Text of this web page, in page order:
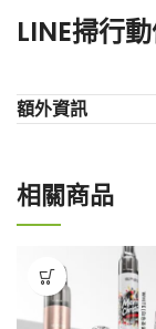
LINE掃行
額外資訊
相關商品